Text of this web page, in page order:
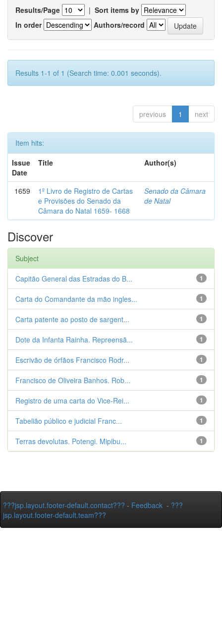
Results/Page | Sort items by
In order
Authors/record
Results 1-1 of 1 (Search time: 0.001 seconds).
previous 1 next
Item hits:
Issue
Date
Title Author(s)
1659
1º Livro de Registro de Cartas
e Provisões do Senado da
Câmara do Natal 1659- 1668
Senado da Câmara
de Natal
Discover
Subject
1
Capitão General das Estradas do B...
1
Carta do Comandante da mão ingles...
1
Carta patente ao posto de sargent...
1
Dote da Infanta Rainha. Repreensã...
1
Escrivão de órfãos Francisco Rodr...
1
Francisco de Oliveira Banhos. Rob...
1
Registro de uma carta do Vice-Rei...
1
Tabelião público e judicial Franc...
1
Terras devolutas. Potengi. Mipibu...
???jsp.layout.footer-default.contact??? - Feedback - ???
jsp.layout.footer-default.team???